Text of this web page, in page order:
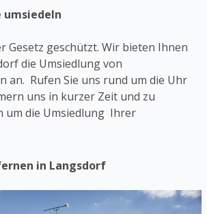
umsiedeln
Gesetz geschützt. Wir bieten Ihnen
die Umsiedlung von
an. Rufen Sie uns rund um die Uhr
uns in kurzer Zeit und zu
um die Umsiedlung Ihrer
in Langsdorf